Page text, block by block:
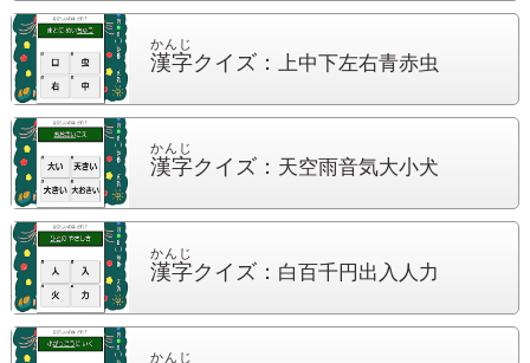
漢字
かんじ
クイズ： 上中下左右青赤虫
漢字
かんじ
クイズ： 天空雨音気大小犬
漢字
かんじ
クイズ： 白百千円出入人力
かんじ